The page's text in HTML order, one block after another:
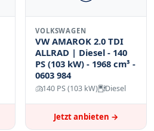
VOLKSWAGEN
VW AMAROK 2.0 TDI
ALLRAD | Diesel - 140
PS (103 kW) - 1968 cm³ -
0603 984
140 PS (103 kW) Diesel
Jetzt anbieten →